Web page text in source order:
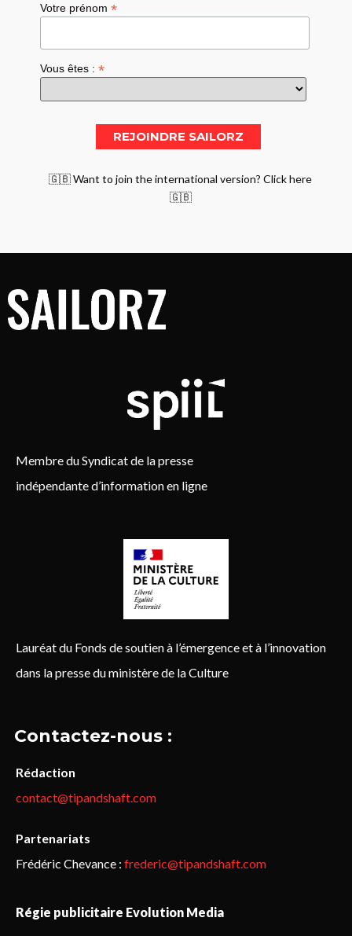
Votre prénom*
Vous êtes :*
🇬🇧 Want to join the international version? Click here
🇬🇧
Membre du Syndicat de la presse
indépendante d’information en ligne
Lauréat du Fonds de soutien à l’émergence et à l’innovation
dans la presse du ministère de la Culture
Contactez-nous :
Rédaction
contact@tipandshaft.com
Partenariats
Frédéric Chevance : frederic@tipandshaft.com
Régie publicitaire Evolution Media